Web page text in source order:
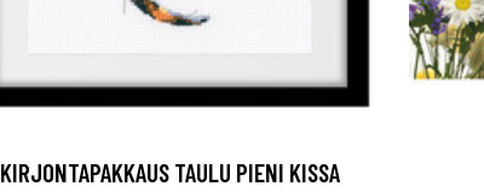
KIRJONTAPAKKAUS TAULU PIENI KISSA